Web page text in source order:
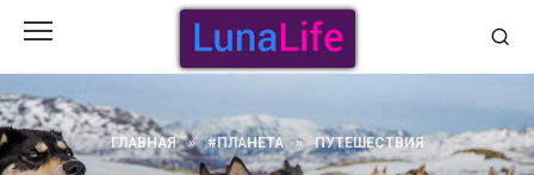
содержанию
ГЛАВНАЯ » #ПЛАНЕТА » ПУТЕШЕСТВИЯ